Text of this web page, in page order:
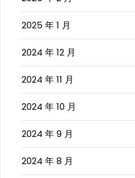
2025 年 1 月
2024 年 12 月
2024 年 11 月
2024 年 10 月
2024 年 9 月
2024 年 8 月